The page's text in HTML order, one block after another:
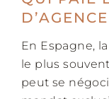
En Espagne,
le plus
peut se